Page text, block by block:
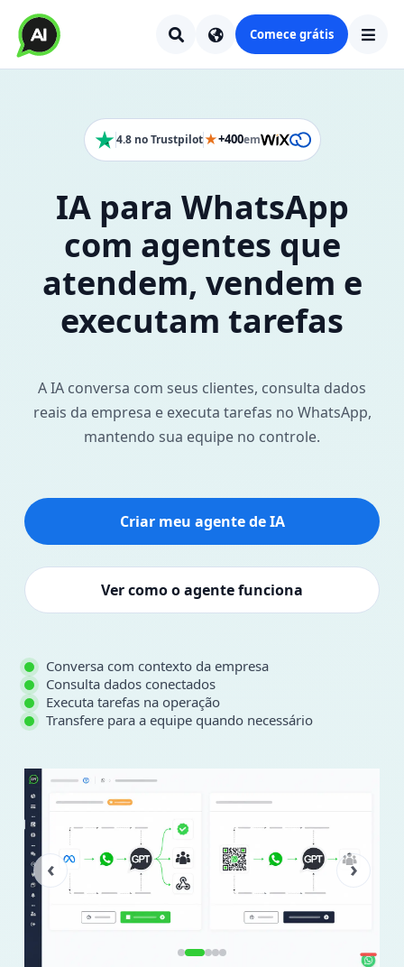
Comece grátis
4.8 no Trustpilot★+400em
IA para WhatsApp
com agentes que
atendem, vendem e
executam tarefas
A IA conversa com seus clientes, consulta dados
reais da empresa e executa tarefas no WhatsApp,
mantendo sua equipe no controle.
Criar meu agente de IA
Ver como o agente funciona
Conversa com contexto da empresa
Consulta dados conectados
Executa tarefas na operação
Transfere para a equipe quando necessário
‹ ›